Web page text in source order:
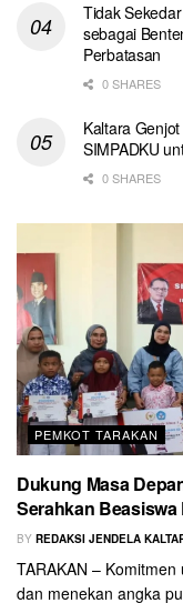
Tidak
sebagai
Perbatasan
0 SHARES
Kaltara
SIMPADKU
0 SHARES
PEMKOT TARAKAN
Dukung Masa
Serahkan Beasiswa
BY REDAKSI JENDELA
TARAKAN –
dan menekan angka